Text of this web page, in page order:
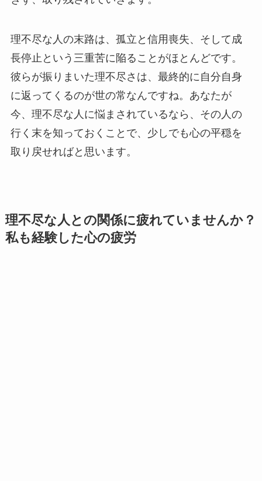
理不尽な人の末路は、孤立と信用喪失、そして成
長停止という三重苦に陥ることがほとんどです。
彼らが振りまいた理不尽さは、最終的に自分自身
に返ってくるのが世の常なんですね。あなたが
今、理不尽な人に悩まされているなら、その人の
行く末を知っておくことで、少しでも心の平穏を
取り戻せればと思います。
理不尽な人との関係に疲れていませんか？
私も経験した心の疲労